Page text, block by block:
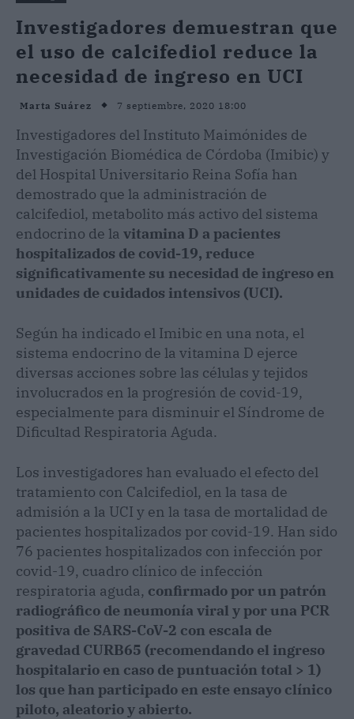
Investigadores demuestran que
el uso de calcifediol reduce la
necesidad de ingreso en UCI
Marta Suárez 7 septiembre, 2020 18:00
Investigadores del Instituto Maimónides de
Investigación Biomédica de Córdoba (Imibic) y
del Hospital Universitario Reina Sofía han
demostrado que la administración de
calcifediol, metabolito más activo del sistema
endocrino de la vitamina D a pacientes
hospitalizados de covid-19, reduce
significativamente su necesidad de ingreso en
unidades de cuidados intensivos (UCI).
Según ha indicado el Imibic en una nota, el
sistema endocrino de la vitamina D ejerce
diversas acciones sobre las células y tejidos
involucrados en la progresión de covid-19,
especialmente para disminuir el Síndrome de
Dificultad Respiratoria Aguda.
Los investigadores han evaluado el efecto del
tratamiento con Calcifediol, en la tasa de
admisión a la UCI y en la tasa de mortalidad de
pacientes hospitalizados por covid-19. Han sido
76 pacientes hospitalizados con infección por
covid-19, cuadro clínico de infección
respiratoria aguda, confirmado por un patrón
radiográfico de neumonía viral y por una PCR
positiva de SARS-CoV-2 con escala de
gravedad CURB65 (recomendando el ingreso
hospitalario en caso de puntuación total > 1)
los que han participado en este ensayo clínico
piloto, aleatorio y abierto.